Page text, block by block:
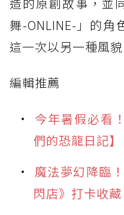
造的原創故事，並
舞-ONLINE-」的角
這一次以另一種風
編輯推薦
今年暑假必看
們的恐龍日記】
魔法夢幻降臨
閃店》打卡收